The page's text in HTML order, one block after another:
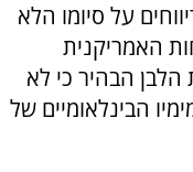
על סיומו הלא
האמריקנית
הבהיר כי לא
הבינלאומיים של